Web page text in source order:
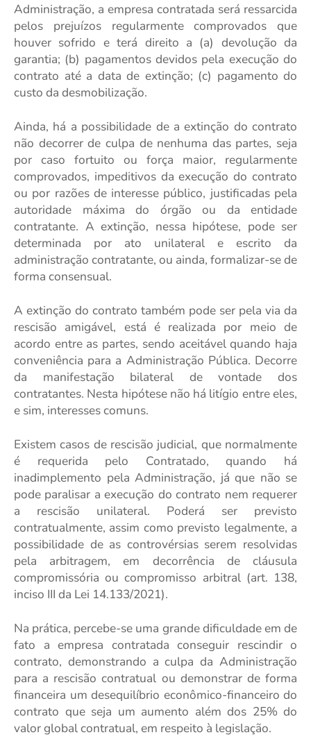
Administração, a empresa contratada será ressarcida
pelos prejuízos regularmente comprovados que
houver sofrido e terá direito a (a) devolução da
garantia; (b) pagamentos devidos pela execução do
contrato até a data de extinção; (c) pagamento do
custo da desmobilização.
Ainda, há a possibilidade de a extinção do contrato
não decorrer de culpa de nenhuma das partes, seja
por caso fortuito ou força maior, regularmente
comprovados, impeditivos da execução do contrato
ou por razões de interesse público, justificadas pela
autoridade máxima do órgão ou da entidade
contratante. A extinção, nessa hipótese, pode ser
determinada por ato unilateral e escrito da
administração contratante, ou ainda, formalizar-se de
forma consensual.
A extinção do contrato também pode ser pela via da
rescisão amigável, está é realizada por meio de
acordo entre as partes, sendo aceitável quando haja
conveniência para a Administração Pública. Decorre
da manifestação bilateral de vontade dos
contratantes. Nesta hipótese não há litígio entre eles,
e sim, interesses comuns.
Existem casos de rescisão judicial, que normalmente
é requerida pelo Contratado, quando há
inadimplemento pela Administração, já que não se
pode paralisar a execução do contrato nem requerer
a rescisão unilateral. Poderá ser previsto
contratualmente, assim como previsto legalmente, a
possibilidade de as controvérsias serem resolvidas
pela arbitragem, em decorrência de cláusula
compromissória ou compromisso arbitral (art. 138,
inciso III da Lei 14.133/2021).
Na prática, percebe-se uma grande dificuldade em de
fato a empresa contratada conseguir rescindir o
contrato, demonstrando a culpa da Administração
para a rescisão contratual ou demonstrar de forma
financeira um desequilíbrio econômico-financeiro do
contrato que seja um aumento além dos 25% do
valor global contratual, em respeito à legislação.